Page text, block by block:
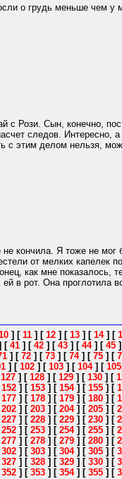
о грудь меньше чем
с Рози. Сын, конечно,
следов. Интересно,
с этим делом нельзя,
Я тоже не мог
от мелких
как мне
в рот. Она проглотила
] [ 11 ] [ 12 ] [ 13 ] [ 14] [
[ 41 ] [ 42 ] [ 43 ] [ 44] [ 45 ]
] [ 72 ] [ 73 ] [ 74] [ 75 ] [
] [ 102 ] [ 103 ] [ 104] [ 105
127 ] [ 128 ] [ 129 ] [ 130 ] [
152 ] [ 153 ] [ 154] [ 155 ] [
177 ] [ 178 ] [ 179 ] [ 180 ] [
202 ] [ 203 ] [ 204] [ 205 ] [
227 ] [ 228 ] [ 229 ] [ 230 ] [
252 ] [ 253 ] [ 254] [ 255 ] [
277 ] [ 278 ] [ 279 ] [ 280 ] [
302 ] [ 303 ] [ 304] [ 305 ] [
327 ] [ 328 ] [ 329 ] [ 330 ] [
352 ] [ 353 ] [ 354] [ 355 ] [